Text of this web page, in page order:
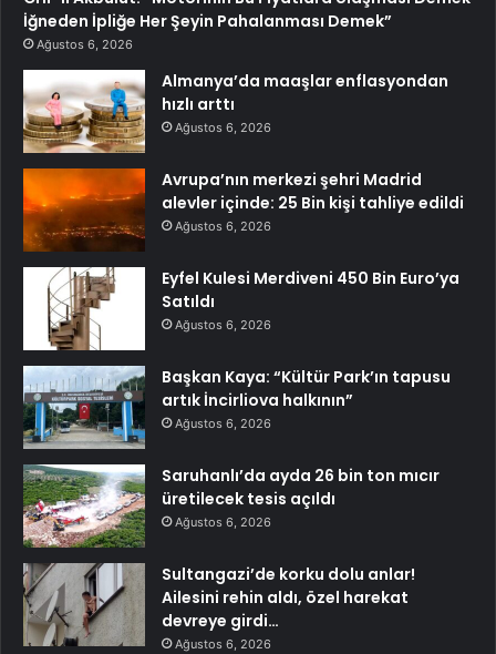
İğneden İpliğe Her Şeyin Pahalanması Demek”
Ağustos 6, 2026
Almanya’da maaşlar enflasyondan
hızlı arttı
Ağustos 6, 2026
Avrupa’nın merkezi şehri Madrid
alevler içinde: 25 Bin kişi tahliye edildi
Ağustos 6, 2026
Eyfel Kulesi Merdiveni 450 Bin Euro’ya
Satıldı
Ağustos 6, 2026
Başkan Kaya: “Kültür Park’ın tapusu
artık İncirliova halkının”
Ağustos 6, 2026
Saruhanlı’da ayda 26 bin ton mıcır
üretilecek tesis açıldı
Ağustos 6, 2026
Sultangazi’de korku dolu anlar!
Ailesini rehin aldı, özel harekat
devreye girdi…
Ağustos 6, 2026